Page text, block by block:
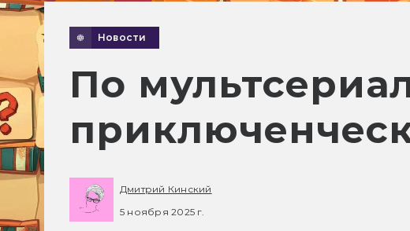
Новости
По
Дмитрий Кинский
5 ноября 2025 г.